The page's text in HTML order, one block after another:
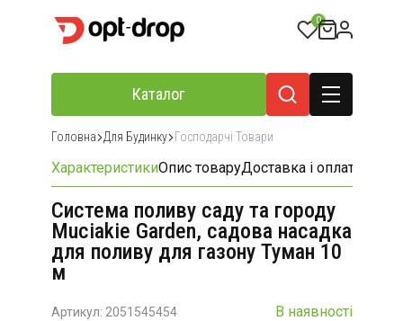
0
Каталог
Головна Для Будинку Господарчі Товари
ХарактеристикиОпис товаруДоставка і оплата
Система поливу саду та городу
Muciakie Garden, садова насадка
для поливу для газону Туман 10
м
Артикул: 2051545454 В наявності